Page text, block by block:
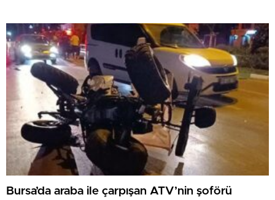
Bursa’da araba ile çarpışan ATV’nin şoförü